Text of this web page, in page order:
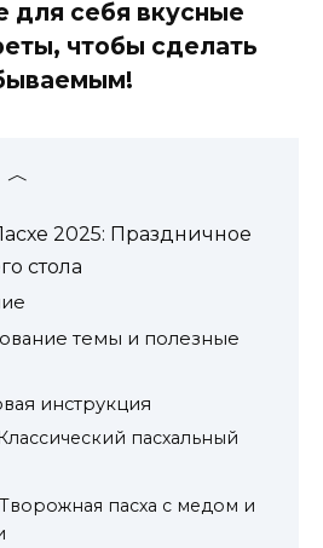
для себя вкусные
чтобы сделать
2025: Праздничное
стола
темы и полезные
инструкция
пасхальный
пасха с медом и